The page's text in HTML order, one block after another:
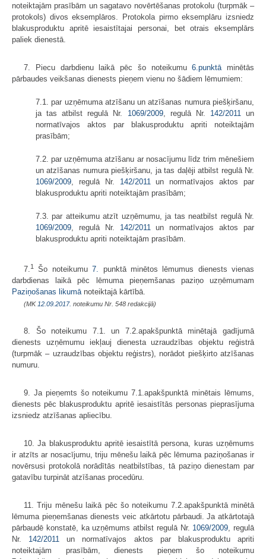
noteiktajām prasībām un sagatavo novērtēšanas protokolu (turpmāk –
protokols) divos eksemplāros. Protokola pirmo eksemplāru izsniedz
blakusproduktu apritē iesaistītajai personai, bet otrais eksemplārs
paliek dienestā.
7. Piecu darbdienu laikā pēc šo noteikumu6.punktā minētās
pārbaudes veikšanas dienests pieņem vienu no šādiem lēmumiem:
7.1. par uzņēmuma atzīšanu un atzīšanas numura piešķiršanu,
ja tas atbilst regulā Nr. 1069/2009, regulā Nr. 142/2011
un
normatīvajos aktos par blakusproduktu apriti noteiktajām
prasībām;
7.2. par uzņēmuma atzīšanu ar nosacījumu līdz trim mēnešiem
un atzīšanas numura piešķiršanu, ja tas daļēji atbilst regulā Nr.
1069/2009 , regulā Nr. 142/2011
un normatīvajos aktos par
blakusproduktu apriti noteiktajām prasībām;
7.3. par atteikumu atzīt uzņēmumu, ja tas neatbilst regulā Nr.
1069/2009 , regulā Nr. 142/2011
un normatīvajos aktos par
blakusproduktu apriti noteiktajām prasībām.
7. 1 Šo noteikumu7.
punktā minētos lēmumus dienests vienas
darbdienas laikā pēc lēmuma pieņemšanas paziņo uzņēmumam
Paziņošanas likumā noteiktajā kārtībā.
(MK 12.09.2017. noteikumu Nr. 548 redakcijā)
8. Šo noteikumu 7.1. un 7.2.apakšpunktā minētajā gadījumā
dienests uzņēmumu iekļauj dienesta uzraudzības objektu reģistrā
(turpmāk – uzraudzības objektu reģistrs), norādot piešķirto atzīšanas
numuru.
9. Ja pieņemts šo noteikumu 7.1.apakšpunktā minētais lēmums,
dienests pēc blakusproduktu apritē iesaistītās personas pieprasījuma
izsniedz atzīšanas apliecību.
10. Ja blakusproduktu apritē iesaistītā persona, kuras uzņēmums
ir atzīts ar nosacījumu, triju mēnešu laikā pēc lēmuma paziņošanas ir
novērsusi protokolā norādītās neatbilstības, tā paziņo dienestam par
gatavību turpināt atzīšanas procedūru.
11. Triju mēnešu laikā pēc šo noteikumu 7.2.apakšpunktā minētā
lēmuma pieņemšanas dienests veic atkārtotu pārbaudi. Ja atkārtotajā
pārbaudē konstatē, ka uzņēmums atbilst regulā Nr. 1069/2009 , regulā
Nr. 142/2011
un normatīvajos aktos par blakusproduktu apriti
noteiktajām prasībām, dienests pieņem šo noteikumu